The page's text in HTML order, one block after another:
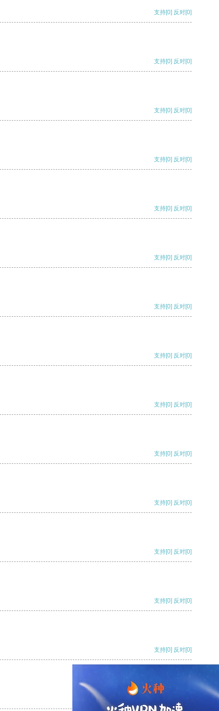
支持[0] 反对[0]
支持[0] 反对[0]
支持[0] 反对[0]
支持[0] 反对[0]
支持[0] 反对[0]
支持[0] 反对[0]
支持[0] 反对[0]
支持[0] 反对[0]
支持[0] 反对[0]
支持[0] 反对[0]
支持[0] 反对[0]
支持[0] 反对[0]
支持[0] 反对[0]
支持[0] 反对[0]